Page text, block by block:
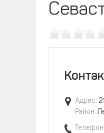
Адрес:
Район:
Телефон: